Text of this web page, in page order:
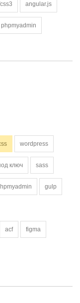
angular.js
phpmyadmin
wordpress
ключ sass
gulp
acf figma